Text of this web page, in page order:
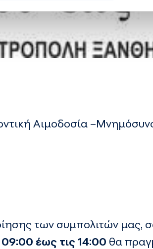
Αιμοδοσία
των συμπολιτών μας,
έως τις 14:00 θα